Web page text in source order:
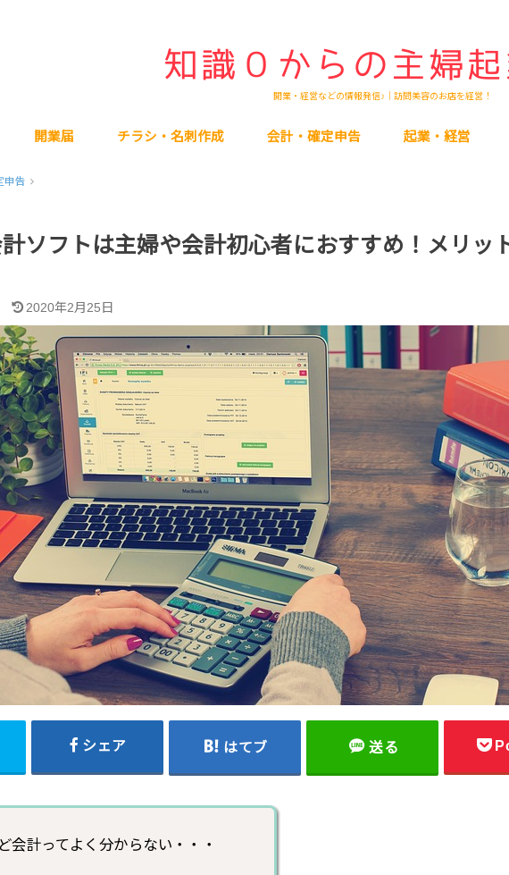
開業・経営などの情報発信♪｜訪問美容のお店を経営！
開業届 チラシ・名刺作成 会計・確定申告 起業・経営
申告
ソフトは主婦や会計初心者におすすめ！メリッ
2020年2月25日
シェア はてブ 送る
会計ってよく分からない・・・